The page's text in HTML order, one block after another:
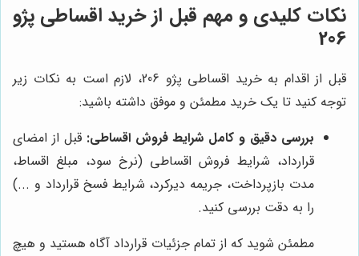
نکات کلیدی و مهم قبل از خرید اقساطی پژو
206
قبل از اقدام به خرید اقساطی پژو 206، لازم است به نکات زیر
توجه کنید تا یک خرید مطمئن و موفق داشته باشید:
بررسی دقیق و کامل شرایط فروش اقساطی: قبل از امضای
قرارداد، شرایط فروش اقساطی (نرخ سود، مبلغ اقساط،
مدت بازپرداخت، جریمه دیرکرد، شرایط فسخ قرارداد و ...)
را به دقت بررسی کنید.
مطمئن شوید که از تمام جزئیات قرارداد آگاه هستید و هیچ